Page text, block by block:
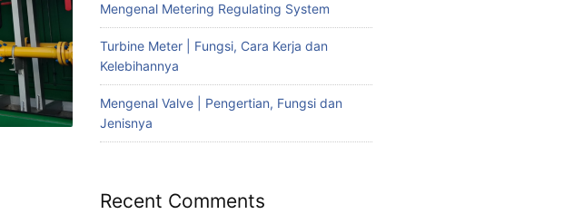
Mengenal Metering Regulating System
Turbine Meter | Fungsi, Cara Kerja dan
Kelebihannya
Mengenal Valve | Pengertian, Fungsi dan
Jenisnya
Recent Comments